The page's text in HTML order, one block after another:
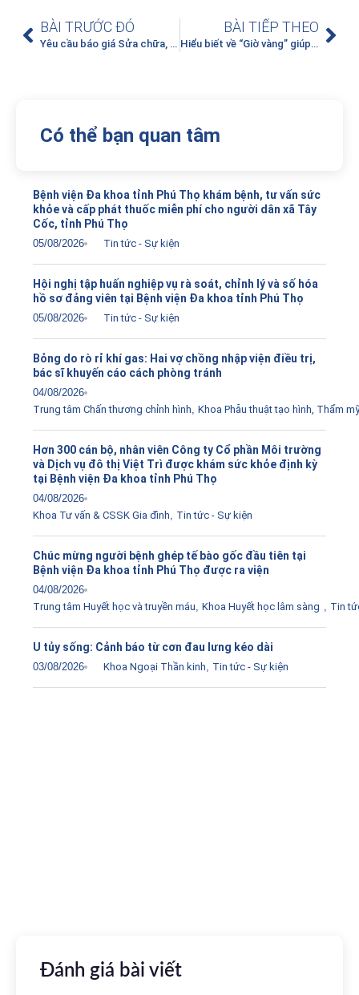
BÀI TRƯỚC ĐÓ
Yêu cầu báo giá Sửa chữa, thay thế linh kiện hệ thống máy chụp mạch một bình diện liều tia thấp
BÀI TIẾP THEO
Hiểu biết về “Giờ vàng” giúp người bệnh thoát khỏi di chứng đột quỵ
Có thể bạn quan tâm
Bệnh viện Đa khoa tỉnh Phú Thọ khám bệnh, tư vấn sức
khỏe và cấp phát thuốc miễn phí cho người dân xã Tây
Cốc, tỉnh Phú Thọ
05/08/2026 Tin tức - Sự kiện
Hội nghị tập huấn nghiệp vụ rà soát, chỉnh lý và số hóa
hồ sơ đảng viên tại Bệnh viện Đa khoa tỉnh Phú Thọ
05/08/2026 Tin tức - Sự kiện
Bỏng do rò rỉ khí gas: Hai vợ chồng nhập viện điều trị,
bác sĩ khuyến cáo cách phòng tránh
04/08/2026
Trung tâm Chấn thương chỉnh hình Khoa Phẫu thuật tạo hình, Thẩm
Hơn 300 cán bộ, nhân viên Công ty Cổ phần Môi trường
và Dịch vụ đô thị Việt Trì được khám sức khỏe định kỳ
tại Bệnh viện Đa khoa tỉnh Phú Thọ
04/08/2026
Khoa Tư vấn & CSSK Gia đình
Tin tức - Sự kiện
Chúc mừng người bệnh ghép tế bào gốc đầu tiên tại
Bệnh viện Đa khoa tỉnh Phú Thọ được ra viện
04/08/2026
Trung tâm Huyết học và truyền máu Khoa Huyết học lâm sàng Tin
U tủy sống: Cảnh báo từ cơn đau lưng kéo dài
03/08/2026 Khoa Ngoại Thần kinh Tin tức - Sự kiện
Đánh giá bài viết